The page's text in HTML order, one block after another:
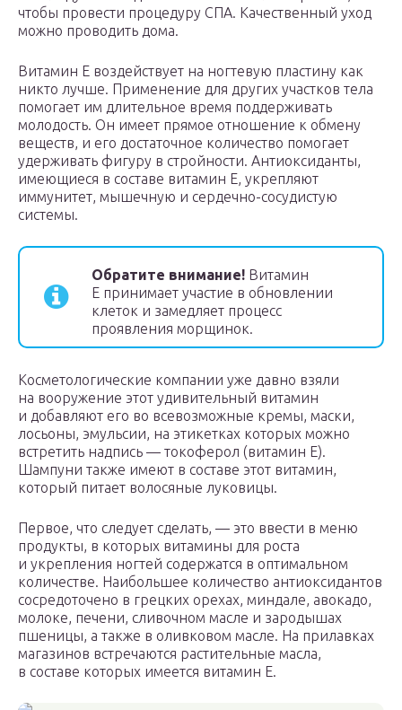
чтобы провести процедуру СПА. Качественный уход
можно проводить дома.
Витамин Е воздействует на ногтевую пластину как
никто лучше. Применение для других участков тела
помогает им длительное время поддерживать
молодость. Он имеет прямое отношение к обмену
веществ, и его достаточное количество помогает
удерживать фигуру в стройности. Антиоксиданты,
имеющиеся в составе витамин Е, укрепляют
иммунитет, мышечную и сердечно-сосудистую
системы.
Обратите внимание! Витамин
Е принимает участие в обновлении
клеток и замедляет процесс
проявления морщинок.
Косметологические компании уже давно взяли
на вооружение этот удивительный витамин
и добавляют его во всевозможные кремы, маски,
лосьоны, эмульсии, на этикетках которых можно
встретить надпись — токоферол (витамин Е).
Шампуни также имеют в составе этот витамин,
который питает волосяные луковицы.
Первое, что следует сделать, — это ввести в меню
продукты, в которых витамины для роста
и укрепления ногтей содержатся в оптимальном
количестве. Наибольшее количество антиоксидантов
сосредоточено в грецких орехах, миндале, авокадо,
молоке, печени, сливочном масле и зародышах
пшеницы, а также в оливковом масле. На прилавках
магазинов встречаются растительные масла,
в составе которых имеется витамин Е.